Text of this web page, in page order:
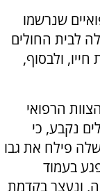
שנרשמו
לבית החולים
ולבסוף,
הרפואי
נקבע, כי
פילח את גבו
בעמוד
ונעצר בקדמת